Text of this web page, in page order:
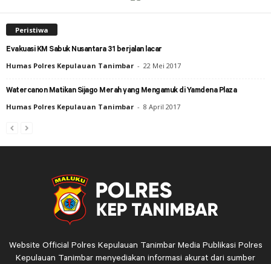
Peristiwa
Evakuasi KM Sabuk Nusantara 31 berjalan lacar
Humas Polres Kepulauan Tanimbar - 22 Mei 2017
Watercanon Matikan Sijago Merah yang Mengamuk di Yamdena Plaza
Humas Polres Kepulauan Tanimbar - 8 April 2017
Website Official Polres Kepulauan Tanimbar Media Publikasi Polres
Kepulauan Tanimbar menyediakan informasi akurat dari sumber